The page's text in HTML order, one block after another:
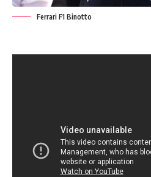
Ferrari F1 Binotto